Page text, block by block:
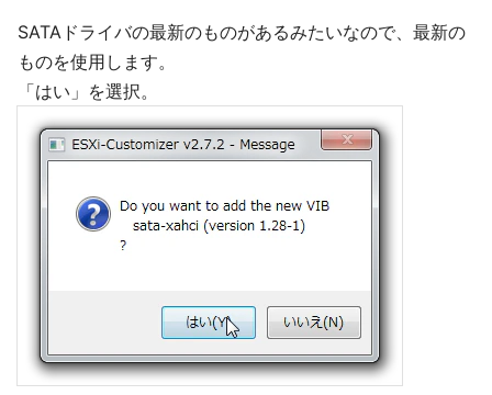
SATAドライバの最新のものがあるみたいなので、最新の
ものを使用します。
「はい」を選択。